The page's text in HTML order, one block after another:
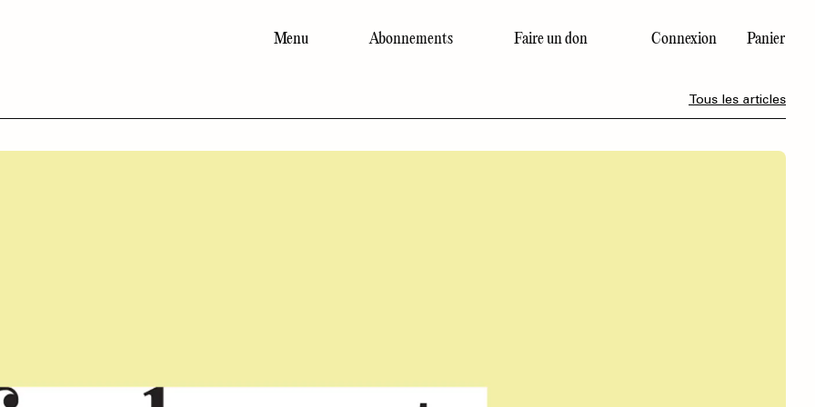
Menu Abonnements Faire un don Connexion Panier
Tous les articles